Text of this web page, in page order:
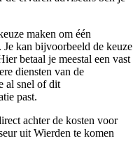
maken om één
kan bijvoorbeeld de keuze
betaal je meestal een vast
diensten van de
al snel of dit
past.
achter de kosten voor
uit Wierden te komen